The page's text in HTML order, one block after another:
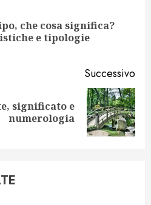
che cosa significa?
e tipologie
Successivo
significato e
numerologia